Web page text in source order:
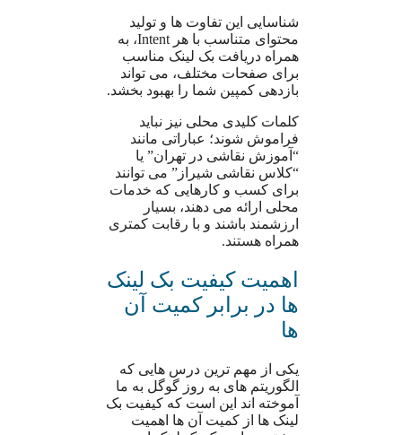
شناسایی این تفاوت ها و تولید
محتوای متناسب با هر Intent، به
همراه دریافت بک لینک مناسب
برای صفحات مختلف، می تواند
بازدهی کمپین شما را بهبود بخشد.
کلمات کلیدی محلی نیز نباید
فراموش شوند؛ عباراتی مانند
“آموزش نقاشی در تهران” یا
“کلاس نقاشی شیراز” می توانند
برای کسب و کارهایی که خدمات
محلی ارائه می دهند، بسیار
ارزشمند باشند و با رقابت کمتری
همراه هستند.
اهمیت کیفیت بک لینک
ها در برابر کمیت آن
ها
یکی از مهم ترین درس هایی که
الگوریتم های به روز گوگل به ما
آموخته اند این است که کیفیت بک
لینک ها از کمیت آن ها اهمیت